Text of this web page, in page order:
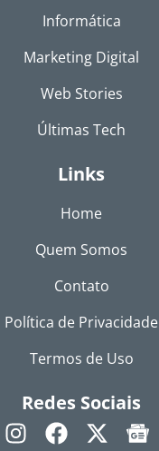
Informática
Marketing Digital
Web Stories
Últimas Tech
Links
Home
Quem Somos
Contato
Política de Privacidade
Termos de Uso
Redes Sociais